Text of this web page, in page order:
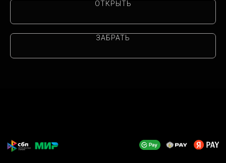
ОТКРЫТЬ
ЗАБРАТЬ